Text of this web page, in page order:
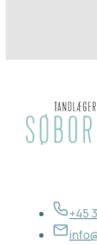
+45